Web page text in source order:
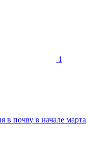
1
в почву в начале марта